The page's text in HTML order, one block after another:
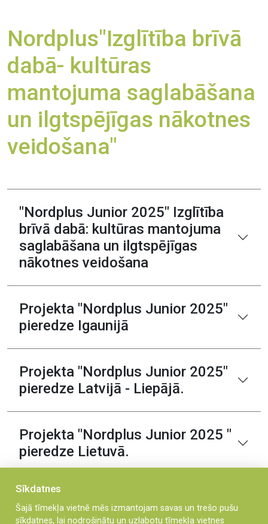
Nordplus"Izglītība brīvā
dabā- kultūras
mantojuma saglabāšana
un ilgtspējīgas nākotnes
veidošana"
"Nordplus Junior 2025" Izglītība
brīvā dabā: kultūras mantojuma
saglabāšana un ilgtspējīgas
nākotnes veidošana
Projekta "Nordplus Junior 2025"
pieredze Igaunijā
Projekta "Nordplus Junior 2025"
pieredze Latvijā - Liepājā.
Projekta "Nordplus Junior 2025 "
pieredze Lietuvā.
Vai informācija bija noderīga? JĀ vai
Sīkdatnes
Šajā tīmekļa vietnē mēs izmantojam savas un trešo pušu
sīkdatnes, lai nodrošinātu un uzlabotu tīmekļa vietnes